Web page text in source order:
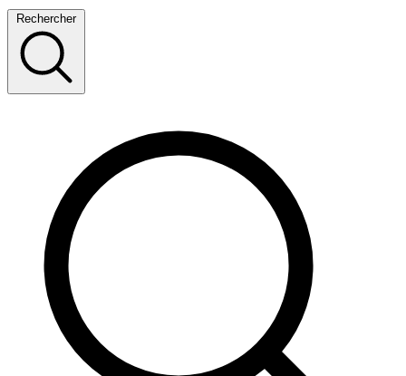
Rechercher